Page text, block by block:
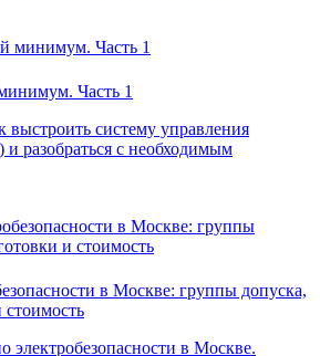
Часть 1
выстроить систему управления
разобраться с необходимым
в Москве: группы допуска,
стоимость
электробезопасности в Москве.